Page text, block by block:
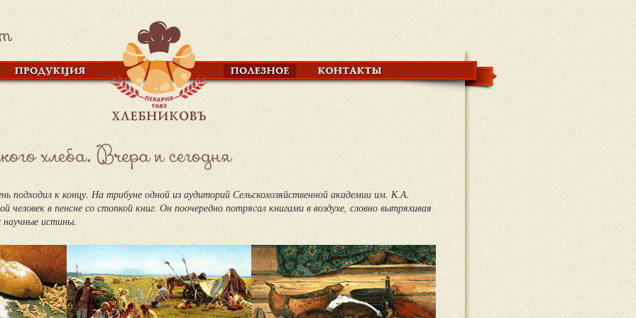
подходил к концу. На трибуне одной из аудиторий Сельскохозяйственной академии им. К.А.
человек в пенсне со стопкой книг. Он поочередно потрясал книгами в воздухе, словно вытряхивая
истины.